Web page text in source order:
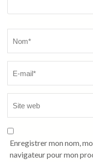
Enregistrer mon nom,
navigateur pour mon